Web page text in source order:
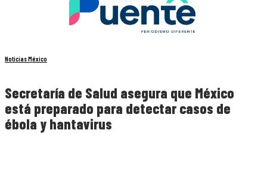
Noticias México
Secretaría de Salud asegura que México
está preparado para detectar casos de
ébola y hantavirus